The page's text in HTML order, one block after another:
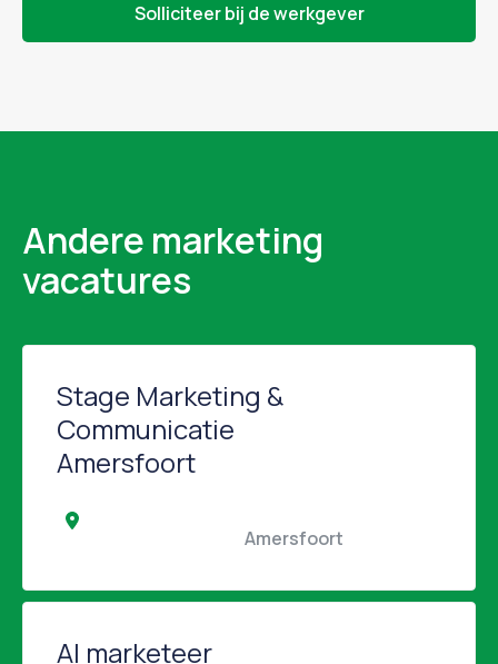
Solliciteer bij de werkgever
Andere marketing
vacatures
Stage Marketing &
Communicatie
Amersfoort
AI marketeer